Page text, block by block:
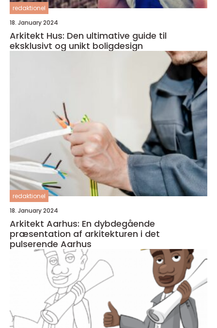
redaktionel
18. January 2024
Arkitekt Hus: Den ultimative guide til
eksklusivt og unikt boligdesign
redaktionel
18. January 2024
Arkitekt Aarhus: En dybdegående
præsentation af arkitekturen i det
pulserende Aarhus